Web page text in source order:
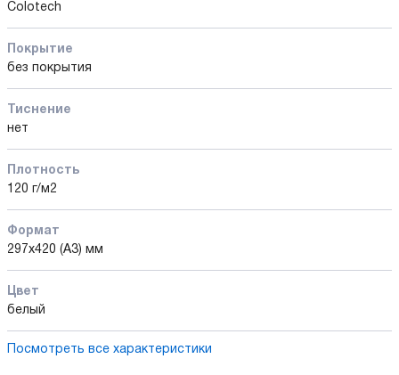
Colotech
Покрытие
без покрытия
Тиснение
нет
Плотность
120 г/м2
Формат
297x420 (А3) мм
Цвет
белый
Посмотреть все характеристики